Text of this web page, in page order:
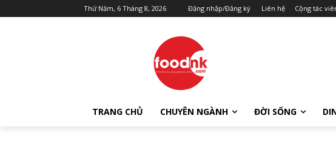
Thứ Năm, 6 Tháng 8, 2026 Đăng nhập/Đăng ký Liên hệ Cộng tác
TRANG CHỦ CHUYÊN NGÀNH ĐỜI SỐNG